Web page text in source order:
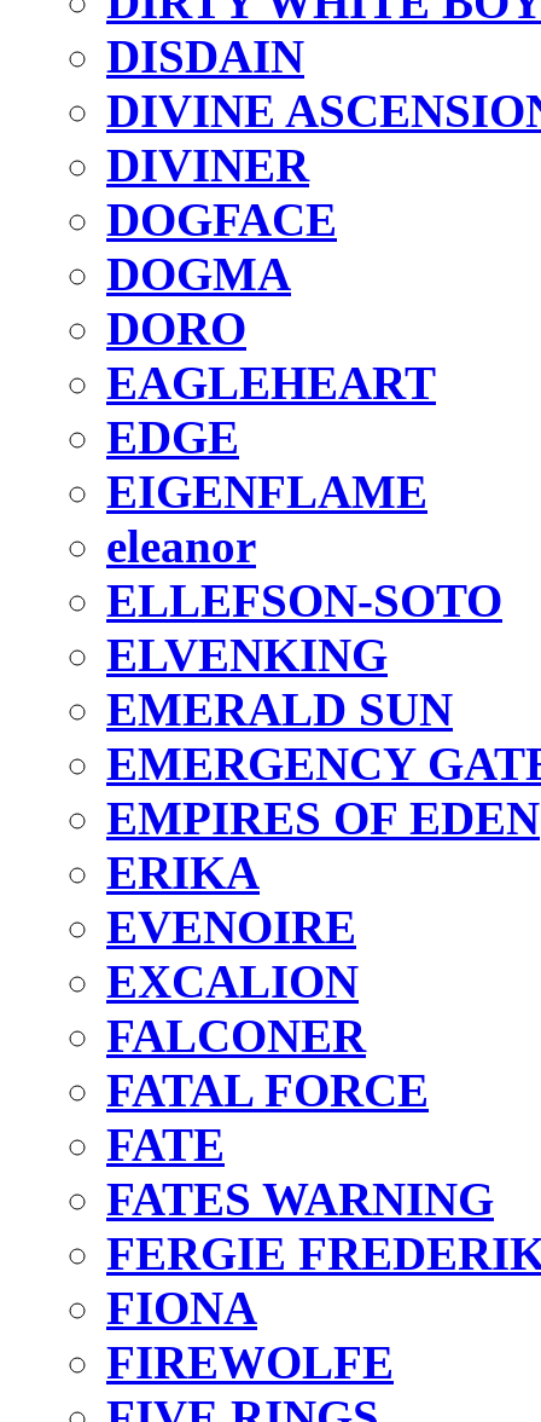
DISDAIN
DIVINE
DIVINER
DOGFACE
DOGMA
DORO
EAGLEHEART
EDGE
EIGENFLAME
eleanor
ELLEFSON-SOTO
ELVENKING
EMERALD SUN
EMERGENCY
EMPIRES OF EDEN
ERIKA
EVENOIRE
EXCALION
FALCONER
FATAL FORCE
FATE
FATES WARNING
FERGIE
FIONA
FIREWOLFE